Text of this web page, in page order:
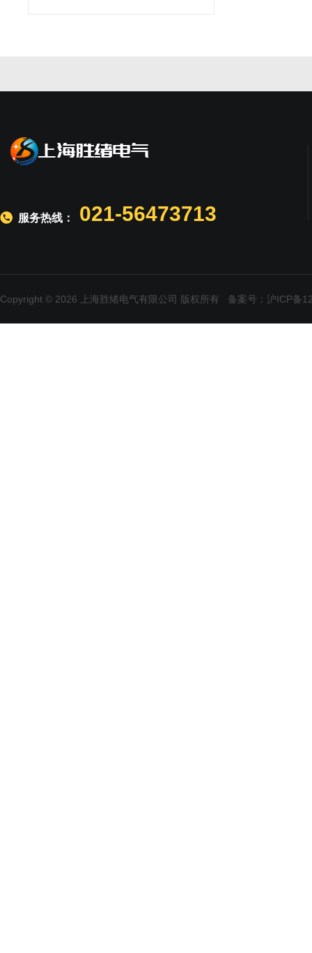
服务热线： 021-56473713
Copyright © 2026 上海胜绪电气有限公司 版权所有 备案号：沪ICP备